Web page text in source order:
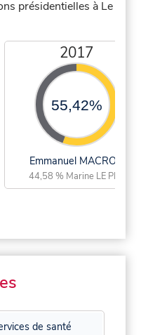
présidentielles à Le
2017
55,42%
Emmanuel MACRON
44,58 % Marine LE PEN
de santé